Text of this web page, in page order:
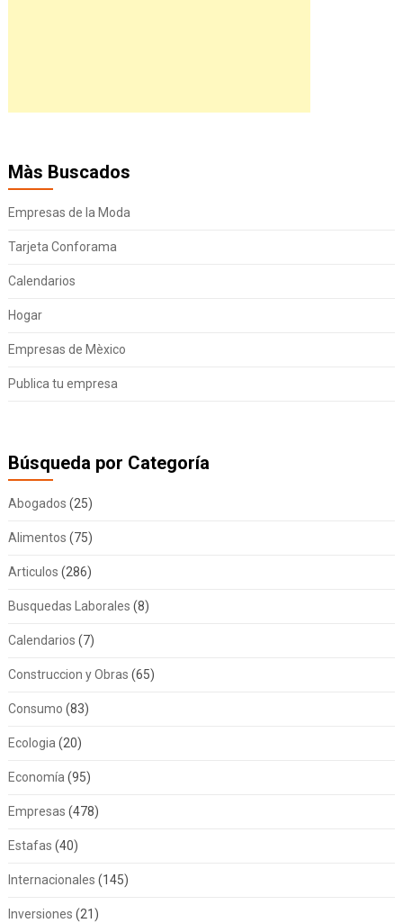
Màs Buscados
Empresas de la Moda
Tarjeta Conforama
Calendarios
Hogar
Empresas de Mèxico
Publica tu empresa
Búsqueda por Categoría
Abogados (25)
Alimentos (75)
Articulos (286)
Busquedas Laborales (8)
Calendarios (7)
Construccion y Obras (65)
Consumo (83)
Ecologia (20)
Economía (95)
Empresas (478)
Estafas (40)
Internacionales (145)
Inversiones (21)